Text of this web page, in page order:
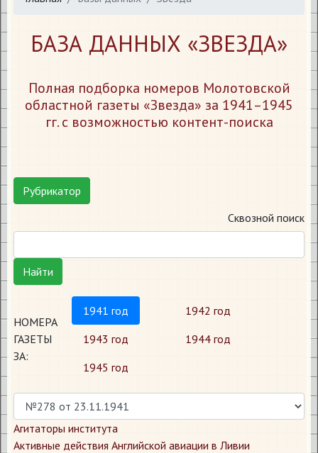
БАЗА ДАННЫХ «ЗВЕЗДА»
Полная подборка номеров Молотовской
областной газеты «Звезда» за 1941–1945
гг. с возможностью контент-поиска
Рубрикатор
Сквозной поиск
Найти
НОМЕРА
ГАЗЕТЫ
ЗА:
1941 год
1942 год
1943 год
1944 год
1945 год
Агитаторы института
Активные действия Английской авиации в Ливии